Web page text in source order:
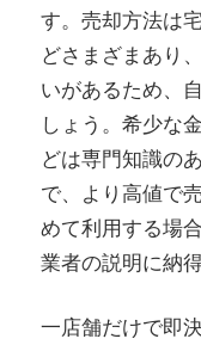
す。売却方法は
どさまざまあり
いがあるため、
しょう。希少な
どは専門知識の
で、より高値で
めて利用する場
業者の説明に納
一店舗だけで即